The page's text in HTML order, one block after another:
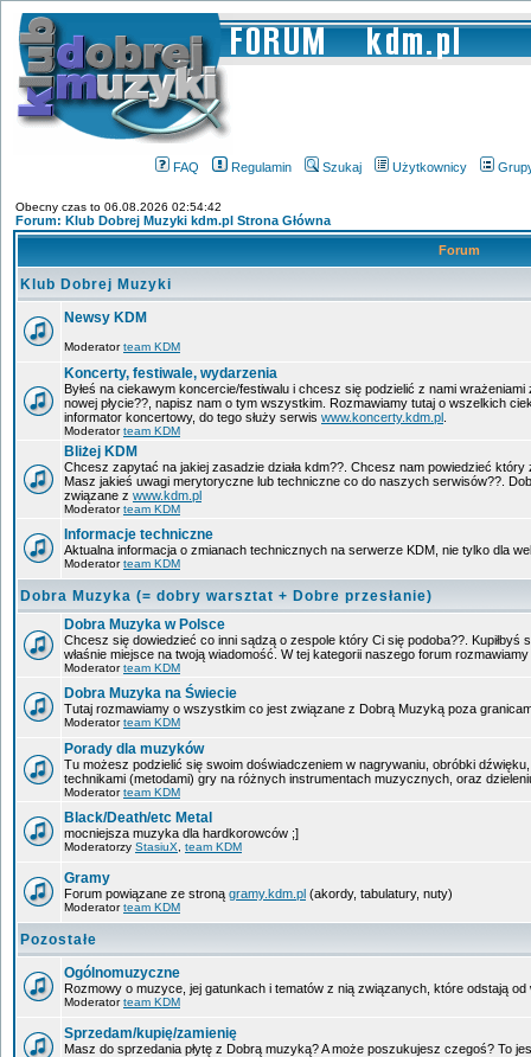
FAQ Regulamin Szukaj Użytkownicy
Obecny czas to 06.08.2026 02:54:42
Forum: Klub Dobrej Muzyki kdm.pl Strona Główna
Forum
Klub Dobrej Muzyki
Newsy KDM
Moderatorteam KDM
Koncerty, festiwale, wydarzenia
Byłeś na ciekawym koncercie/festiwalu i chcesz się podzielić z nami
nowej płycie??, napisz nam o tym wszystkim. Rozmawiamy tutaj o wszelkich
informator koncertowy, do tego służy serwis www.koncerty.kdm.pl
Moderatorteam KDM
Bliżej KDM
Chcesz zapytać na jakiej zasadzie działa kdm??. Chcesz nam powiedzieć
Masz jakieś uwagi merytoryczne lub techniczne co do naszych serwisów??.
związane z www.kdm.pl
Moderatorteam KDM
Informacje techniczne
Aktualna informacja o zmianach technicznych na serwerze KDM, nie tylko dla
Moderatorteam KDM
Dobra Muzyka (= dobry warsztat + Dobre przesłanie)
Dobra Muzyka w Polsce
Chcesz się dowiedzieć co inni sądzą o zespole który Ci się podoba??. Kupiłbyś
właśnie miejsce na twoją wiadomość. W tej kategorii naszego forum
Moderatorteam KDM
Dobra Muzyka na Świecie
Tutaj rozmawiamy o wszystkim co jest związane z Dobrą Muzyką poza
Moderatorteam KDM
Porady dla muzyków
Tu możesz podzielić się swoim doświadczeniem w nagrywaniu, obróbki
technikami (metodami) gry na różnych instrumentach muzycznych, oraz
Moderatorteam KDM
Black/Death/etc Metal
mocniejsza muzyka dla hardkorowców ;]
Moderatorzy StasiuX team KDM
Gramy
Forum powiązane ze stroną gramy.kdm.pl (akordy, tabulatury, nuty)
Moderatorteam KDM
Pozostałe
Ogólnomuzyczne
Rozmowy o muzyce, jej gatunkach i tematów z nią związanych, które odstają od
Moderatorteam KDM
Sprzedam/kupię/zamienię
Masz do sprzedania płytę z Dobrą muzyką? A może poszukujesz czegoś? To